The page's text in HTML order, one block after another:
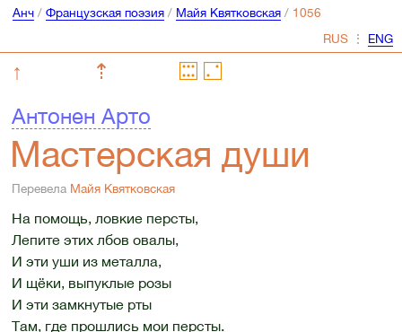
Анч/ Французская поэзия/ Майя Квятковская/
⋮
↑
⇡
Антонен Арто
Мастерская души
Перевела Майя Квятковская
На помощь, ловкие персты,
Лепите этих лбов овалы,
И эти уши из металла,
И щёки, выпуклые розы
И эти замкнутые рты
Там, где прошлись мои персты.